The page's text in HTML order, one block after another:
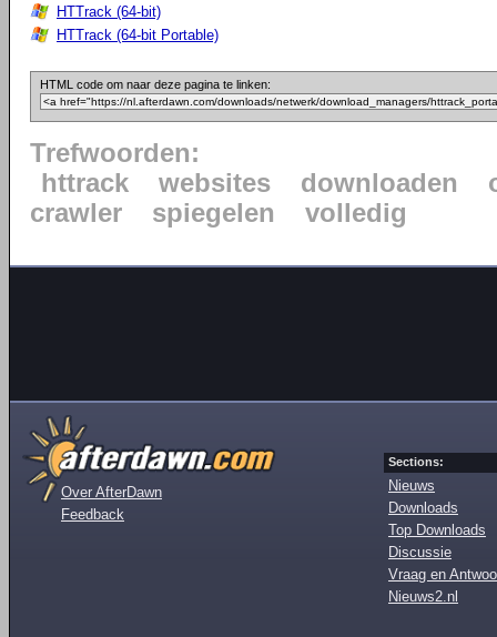
HTTrack (64-bit)
HTTrack (64-bit Portable)
HTML code om naar deze pagina te linken:
Trefwoorden:
httrack
websites downloaden
crawler
spiegelen volledig
Over AfterDawn
Feedback
Sections:
Nieuws
Downloads
Top Downloads
Discussie
Vraag en
Nieuws2.nl